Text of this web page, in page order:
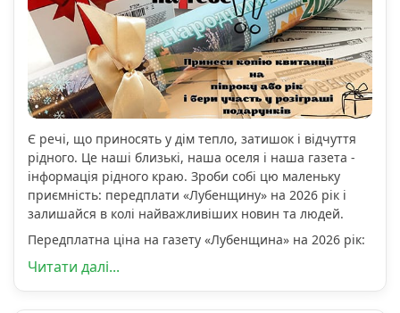
Є речі, що приносять у дім тепло, затишок і відчуття
рідного. Це наші близькі, наша оселя і наша газета -
інформація рідного краю. Зроби собі цю маленьку
приємність: передплати «Лубенщину» на 2026 рік і
залишайся в колі найважливіших новин та людей.
Передплатна ціна на газету «Лубенщина» на 2026 рік:
Читати далі...